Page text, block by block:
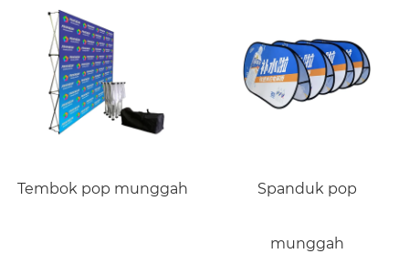
Tembok pop munggah Spanduk pop
munggah